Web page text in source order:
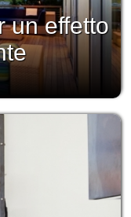
un effetto